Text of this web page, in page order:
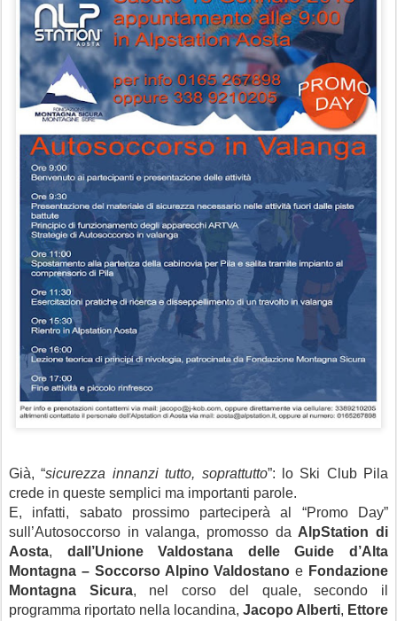
Già, “sicurezza innanzi tutto, soprattutto”: lo Ski Club Pila
crede in queste semplici ma importanti parole.
E, infatti, sabato prossimo parteciperà al “Promo Day”
sull’Autosoccorso in valanga, promosso da AlpStation di
Aosta, dall’Unione Valdostana delle Guide d’Alta
Montagna – Soccorso Alpino Valdostano e Fondazione
Montagna Sicura, nel corso del quale, secondo il
programma riportato nella locandina, Jacopo Alberti, Ettore